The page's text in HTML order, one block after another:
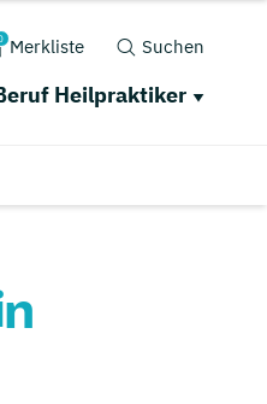
Merkliste Suchen
Heilpraktiker